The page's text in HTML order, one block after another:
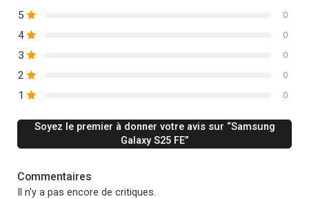
5 0
4 0
3 0
2 0
1 0
Soyez le premier à donner votre avis sur “Samsung
Galaxy S25 FE”
Commentaires
Il n'y a pas encore de critiques.